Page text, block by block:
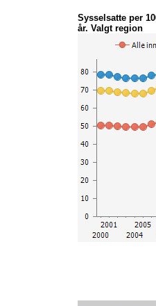
Landet
Landet
Landet
Landet
Landet
Landet
Landet
Sysselsatte per
år. Valgt region